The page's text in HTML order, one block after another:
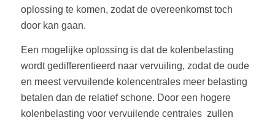
oplossing te komen, zodat de overeenkomst toch
door kan gaan.
Een mogelijke oplossing is dat de kolenbelasting
wordt gedifferentieerd naar vervuiling, zodat de oude
en meest vervuilende kolencentrales meer belasting
betalen dan de relatief schone. Door een hogere
kolenbelasting voor vervuilende centrales zullen